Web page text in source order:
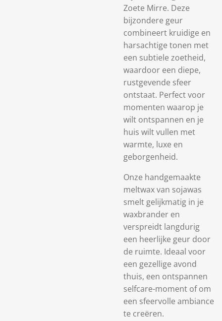
Zoete Mirre. Deze
bijzondere geur
combineert kruidige en
harsachtige tonen met
een subtiele zoetheid,
waardoor een diepe,
rustgevende sfeer
ontstaat. Perfect voor
momenten waarop je
wilt ontspannen en je
huis wilt vullen met
warmte, luxe en
geborgenheid.
Onze handgemaakte
meltwax van sojawas
smelt gelijkmatig in je
waxbrander en
verspreidt langdurig
een heerlijke geur door
de ruimte. Ideaal voor
een gezellige avond
thuis, een ontspannen
selfcare-moment of om
een sfeervolle ambiance
te creëren.